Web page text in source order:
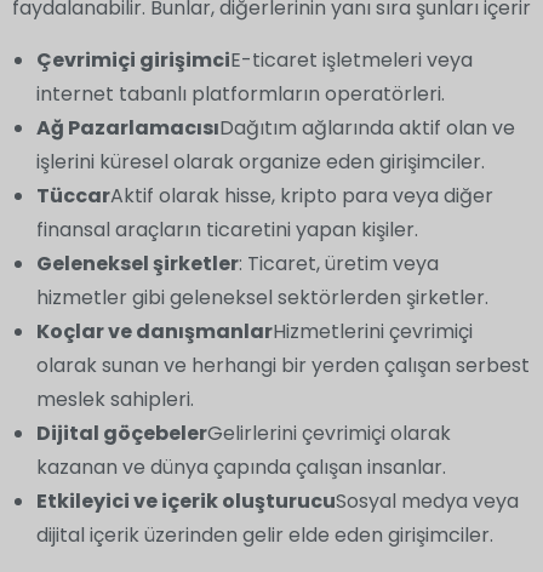
faydalanabilir. Bunlar, diğerlerinin yanı sıra şunları içerir
Çevrimiçi girişimciE-ticaret işletmeleri veya
internet tabanlı platformların operatörleri.
Ağ PazarlamacısıDağıtım ağlarında aktif olan ve
işlerini küresel olarak organize eden girişimciler.
TüccarAktif olarak hisse, kripto para veya diğer
finansal araçların ticaretini yapan kişiler.
Geleneksel şirketler: Ticaret, üretim veya
hizmetler gibi geleneksel sektörlerden şirketler.
Koçlar ve danışmanlarHizmetlerini çevrimiçi
olarak sunan ve herhangi bir yerden çalışan serbest
meslek sahipleri.
Dijital göçebelerGelirlerini çevrimiçi olarak
kazanan ve dünya çapında çalışan insanlar.
Etkileyici ve içerik oluşturucuSosyal medya veya
dijital içerik üzerinden gelir elde eden girişimciler.